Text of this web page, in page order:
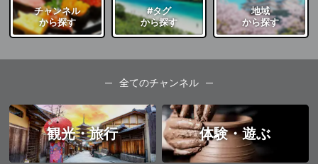
チャンネル
から探す
#タグ
から探す
地域
から探す
全てのチャンネル
観光・旅行 体験・遊ぶ